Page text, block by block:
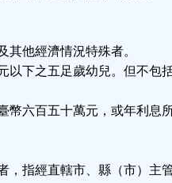
其他經濟情況特殊者。
以下之五足歲幼兒。但不包
六百五十萬元，或年利息
，指經直轄市、縣（市）主